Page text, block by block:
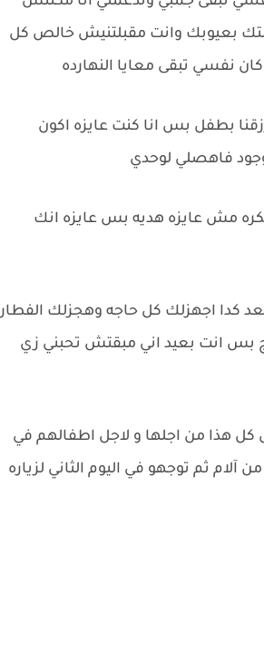
بعيوبك وانت مقبلتنيش خالص كل
نفسي تبقى معايا النهارده
بطفل بس انا كنت عايزه اكون
فاهصلي لوحدي
انك تفتكره مش عايزه هديه بس عايزه انك
كدا اجهزلك كل حاجه وهجزلك الفطار
بس انت بعيد اني مبقتش تحبني زي
هذا من اجلها و لاجل اطفالهم في
ثم توجهو في اليوم الثاني لزياره